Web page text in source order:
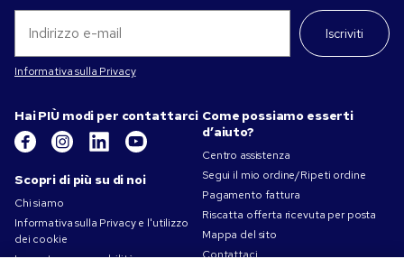
Iscriviti
Informativa sulla Privacy
Hai PIÙ modi per contattarci
Scopri di più su di noi
Chi siamo
Informativa sulla Privacy e l'utilizzo
dei cookie
La nostra responsabilità
Come possiamo esserti
d’aiuto?
Centro assistenza
Segui il mio ordine/Ripeti ordine
Pagamento fattura
Riscatta offerta ricevuta per posta
Mappa del sito
Contattaci